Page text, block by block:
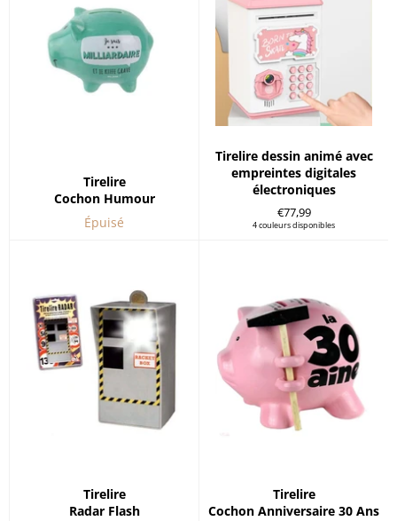
Tirelire
Cochon Humour
Épuisé
Tirelire dessin animé avec
empreintes digitales
électroniques
Prix
régulier
€77,99
4 couleurs disponibles
Tirelire
Radar Flash
Tirelire
Cochon Anniversaire 30 Ans